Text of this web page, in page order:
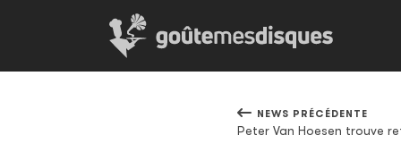
NEWS PRÉCÉDENTE